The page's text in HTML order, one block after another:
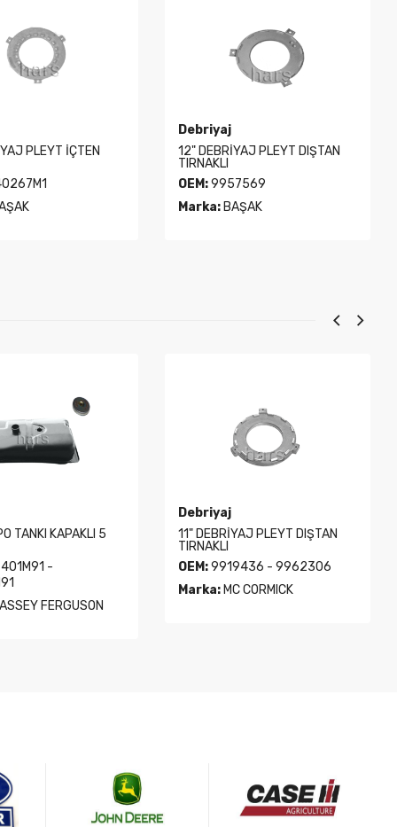
PLEYT DIŞTAN
Debriyaj
12" DEBRİYAJ ÇANAK
OEM:
PLEYT DIŞTAN
- 9962306
CORMICK
Ön Düzen
ARKA AKS KEÇE YATAĞI 90 Mm.
SAĞ
OEM:5144274
Marka:New Holland